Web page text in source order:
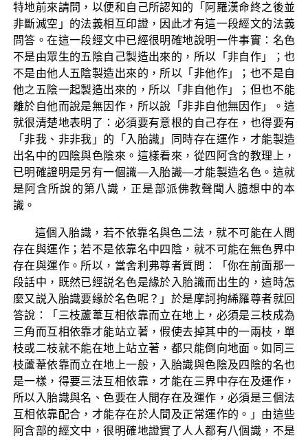
特地前來請問，以便和自己所認知的「阿羅漢命終之後並
非斷滅空」的法義相互印證，因此才有這一段經文的法義
問答。在這一段經文中已經很明確地說明一件事實：名色
不是由眾生的五陰自己製造出來的，所以「非自作」；也
不是由他人五陰製造出來的，所以「非他作」；也不是自
他之五陰一起製造出來的，所以「非自他作」；但也不能
離於自他而說是無因作，所以說「非非自他無因作」。這
就很清楚地表明了：必須要有意根的自己存在，也得要有
「非我、非非我」的「入胎識」同時存在運作，才能製造
出名中的四陰與色陰來。這樣看來，從四阿含的教理上，
已明確證明是另有一個識—入胎識—才能製造名色。這就
是阿含所說的第八識，正是部派佛教聲聞人臆想中的本
識。
這個入胎識，若不依靠名與色二法，就不可能在人間
存在與運作；若不是依靠名中四陰，就不可能在無色界中
存在與運作。所以，當舍利弗尊者質問：「你在前面那一
段話中，既然已經説名色是緣於入胎識而出生的，這時怎
麼又説入胎識要緣於名色呢？」於是摩訶拘絺羅尊者就回
答說：「三枝蘆葦互相依靠而立在地上，必須是三枝成為
三角而互相依靠才能站立著，假使去掉其中的一兩枝，單
枝或二枝就不能在地上站立著，都只能倒向地面。如同三
枝蘆葦依靠而立在地上一般，入胎識與色陰及四陰的名也
是一樣，得要三法互相依靠，才能在三界中存在及運作，
所以入胎識與名、色要在人間存在及運作，必須是三個法
互相依靠配合，才能存在於人間及正常運作的。」由這些
阿含部的經文中，很明確地證實了人人都有八個識，不是